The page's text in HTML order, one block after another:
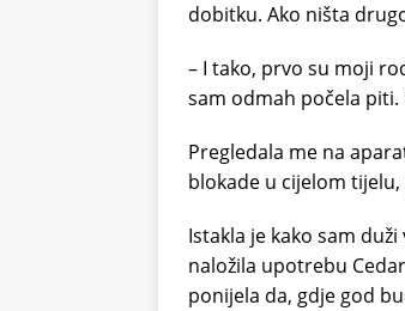
dobitku. Ako ništa
– I tako, prvo su moji
sam odmah počela
Pregledala me na
blokade u cijelom
Istakla je kako sam
naložila upotrebu
ponijela da, gdje god